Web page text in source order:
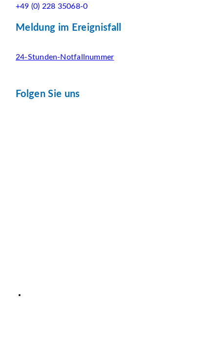
+49 (0) 228 35068-0
Meldung im Ereignisfall
24-Stunden-Notfallnummer
Folgen Sie uns